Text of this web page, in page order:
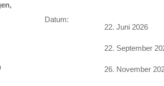
Datum:
22. Juni 2026
22. September
26. November